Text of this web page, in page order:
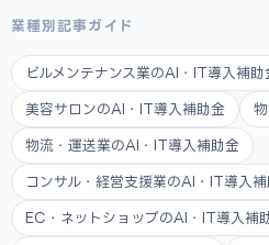
業種別記事ガイド
ビルメンテナンス業のAI・IT導入補助
美容サロンのAI・IT導入補助金
物流・運送業のAI・IT導入補助金
コンサル・経営支援業のAI・IT導入補
EC・ネットショップのAI・IT導入補